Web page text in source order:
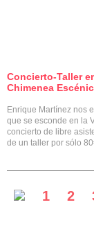
Concierto-Taller
Chimenea
Enrique Martínez nos
que se esconde en la
concierto de libre
de un taller por sólo
1 2